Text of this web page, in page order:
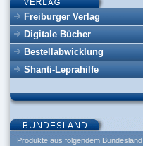
Freiburger Verlag
Digitale Bücher
Bestellabwicklung
Shanti-Leprahilfe
Produkte aus folgendem Bundesland